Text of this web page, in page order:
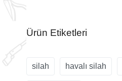
Ürün Etiketleri
silah havalı silah